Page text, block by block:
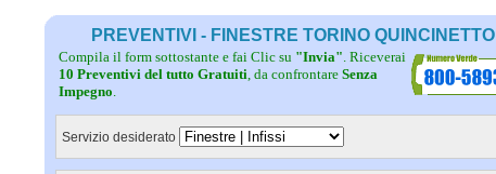
PREVENTIVI - FINESTRE TORINO QUINCINETTO
Compila il form sottostante e fai Clic su "Invia". Riceverai
10 Preventivi del tutto Gratuiti, da confrontareSenza
Impegno.
Servizio desiderato